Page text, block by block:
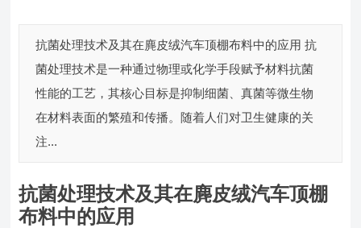
抗菌处理技术及其在麂皮绒汽车顶棚布料中的应用 抗
菌处理技术是一种通过物理或化学手段赋予材料抗菌
性能的工艺，其核心目标是抑制细菌、真菌等微生物
在材料表面的繁殖和传播。随着人们对卫生健康的关
注...
抗菌处理技术及其在麂皮绒汽车顶棚
布料中的应用